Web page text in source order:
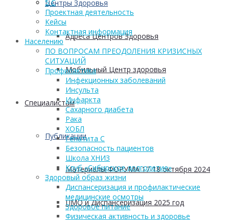
Центры Здоровья
Адреса Центров Здоровья
Мобильный Центр здоровья
Cпециалистам
Публикации
Материалы ФОРУМА 17-18 октября 2024
ПМО и Диспансеризация 2025 год
5 С
Проектная деятельность
Кейсы
Контактная информация
Населению
ПО ВОПРОСАМ ПРЕОДОЛЕНИЯ КРИЗИСНЫХ
СИТУАЦИЙ
Профилактика
Инфекционных заболеваний
Инсульта
Инфаркта
Сахарного диабета
Рака
ХОБЛ
Гепатита С
Безопасность пациентов
Школа ХНИЗ
Клуб «Сибирское долголетие»
Здоровый образ жизни
Диспансеризация и профилактические
медицинские осмотры
Здоровое питание
Физическая активность и здоровье